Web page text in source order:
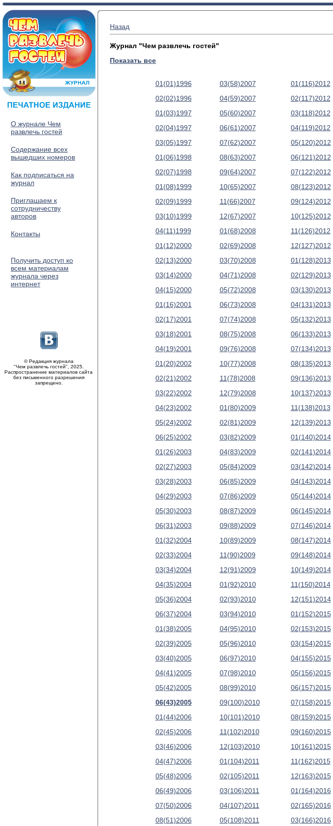
О журнале Чем
развлечь гостей
Содержание всех
вышедших номеров
Как подписаться на
журнал
Приглашаем к
сотрудничеству
авторов
Контакты
Получить доступ ко
всем материалам
журнала через
интернет
© Редакция журнала
"Чем развлечь гостей", 2025.
Распространение материалов сайта
без письменного разрешения
запрещено.
Назад
Журнал "Чем развлечь гостей"
Показать все
01(01)1996
02(02)1996
01(03)1997
02(04)1997
03(05)1997
01(06)1998
02(07)1998
01(08)1999
02(09)1999
03(10)1999
04(11)1999
01(12)2000
02(13)2000
03(14)2000
04(15)2000
01(16)2001
02(17)2001
03(18)2001
04(19)2001
01(20)2002
02(21)2002
03(22)2002
04(23)2002
05(24)2002
06(25)2002
01(26)2003
02(27)2003
03(28)2003
04(29)2003
05(30)2003
06(31)2003
01(32)2004
02(33)2004
03(34)2004
04(35)2004
05(36)2004
06(37)2004
01(38)2005
02(39)2005
03(40)2005
04(41)2005
05(42)2005
06(43)2005
01(44)2006
02(45)2006
03(46)2006
04(47)2006
05(48)2006
06(49)2006
07(50)2006
08(51)2006
03(58)2007
04(59)2007
05(60)2007
06(61)2007
07(62)2007
08(63)2007
09(64)2007
10(65)2007
11(66)2007
12(67)2007
01(68)2008
02(69)2008
03(70)2008
04(71)2008
05(72)2008
06(73)2008
07(74)2008
08(75)2008
09(76)2008
10(77)2008
11(78)2008
12(79)2008
01(80)2009
02(81)2009
03(82)2009
04(83)2009
05(84)2009
06(85)2009
07(86)2009
08(87)2009
09(88)2009
10(89)2009
11(90)2009
12(91)2009
01(92)2010
02(93)2010
03(94)2010
04(95)2010
05(96)2010
06(97)2010
07(98)2010
08(99)2010
09(100)2010
10(101)2010
11(102)2010
12(103)2010
01(104)2011
02(105)2011
03(106)2011
04(107)2011
05(108)2011
01(116)2012
02(117)2012
03(118)2012
04(119)2012
05(120)2012
06(121)2012
07(122)2012
08(123)2012
09(124)2012
10(125)2012
11(126)2012
12(127)2012
01(128)2013
02(129)2013
03(130)2013
04(131)2013
05(132)2013
06(133)2013
07(134)2013
08(135)2013
09(136)2013
10(137)2013
11(138)2013
12(139)2013
01(140)2014
02(141)2014
03(142)2014
04(143)2014
05(144)2014
06(145)2014
07(146)2014
08(147)2014
09(148)2014
10(149)2014
11(150)2014
12(151)2014
01(152)2015
02(153)2015
03(154)2015
04(155)2015
05(156)2015
06(157)2015
07(158)2015
08(159)2015
09(160)2015
10(161)2015
11(162)2015
12(163)2015
01(164)2016
02(165)2016
03(166)2016